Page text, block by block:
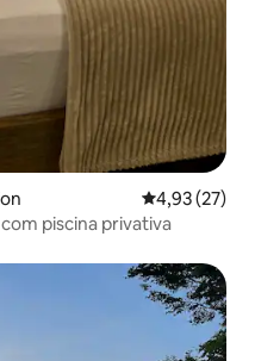
4,93 de uma
4,93 (27)
piscina privativa